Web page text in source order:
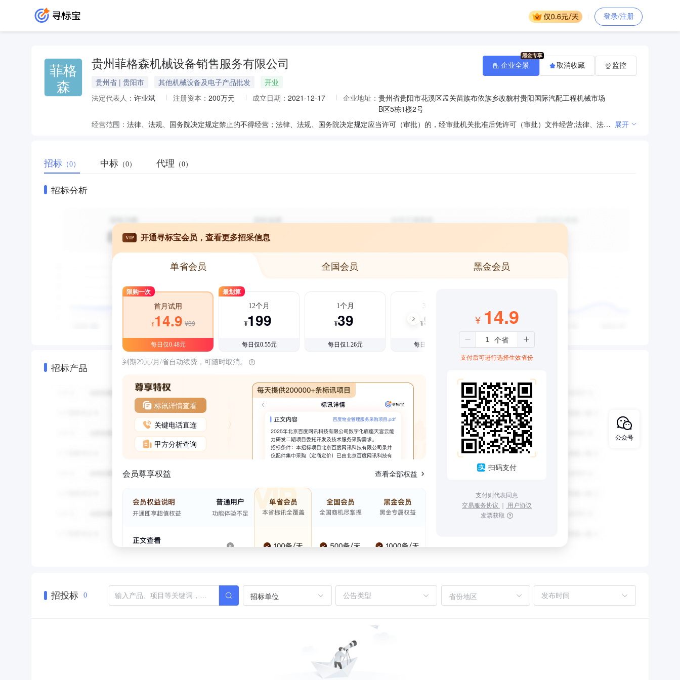
登录/注册
菲格
森
贵州菲格森机械设备销售服务有限公司
贵州省 | 贵阳市 其他机械设备及电子产品批发
开业
法定代表人： 许业斌 注册资本： 200万元 成立日期： 2021-12-17 企业地址： 贵州省贵阳市花溪区孟关苗族布依族乡改貌村贵阳国际汽配工程机械市场
B区5栋1楼2号
经营范围：
法律、法规、国务院决定规定禁止的不得经营；法律、法规、国务院决定规定应当许可（审批）的，经审批机关批准后凭许可（审批）文件经营;法律、法规、国务院决定规定无需许可（审批）的，市场主体自主选择经营。（许可项目：建筑劳务分包。（依法须经批准的项目，经相关部门批准后方可开展经营活动，具体经营项目以相关部门批准文件或许可证件为准）一般项目：机械设备销售；机械零件、零部件销售；气压动力机械及元件销售；普通机械设备安装服务；矿山机械销售；建筑工程用机械销售；机械电气设备销售；液压动力机械及元件销售；邮政专用机械及器材销售；隧道施工专用机械销售；机械设备租赁；租赁服务（不含许可类租赁服务）；建筑工程机械与设备租赁；特种设备出租；机械设备研发；电子、机械设备维护（不含特种设备）；专用设备修理；消防器材销售；液气密元件及系统销售；智能物料搬运装备销售；智能仓储装备销售；智能港口装卸设备销售；金属丝绳及其制品销售；密封件销售；金属链条及其他金属制品销售；电子产品销售；特种设备销售；通用设备修理；装卸搬运；电气设备修理；机动车修理和维护；工程管理服务；劳务服务（不含劳务派遣）；土石方工程施工；对外承包工程；国内贸易代理；技术服务、技术开发、技术咨询、技术交流、技术转让、技术推广；商务代理代办服务。（除依法须经批准的项目外，凭营业执照依法自主开展经营活动）） 展开
企业全景 取消收藏 监控
招标 （0） 中标 （0） 代理 （0）
招标分析
招标产品
VIP 开通寻标宝会员，查看更多招采信息
单省会员 全国会员 黑金会员
限购一次
首月试用
¥14.9 ¥39
每日仅0.48元
最划算
12个月
¥199
每日仅0.55元
1个月
¥39
每日仅1.26元
3个月
¥99
每日仅1.08元
到期29元/月/省自动续费，可随时取消。
标讯详情查看
关键电话直连
甲方分析查询
会员尊享权益 查看全部权益
¥ 14.9
支付后可进行选择生效省份
扫码支付
支付则代表同意
交易服务协议 ｜ 用户协议
发票获取
招投标 0 招标单位 省份地区
公众号